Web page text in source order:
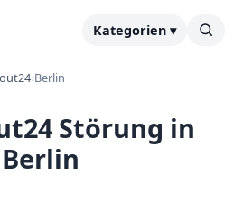
Kategorien ▾
›Berlin
Störung in
Berlin